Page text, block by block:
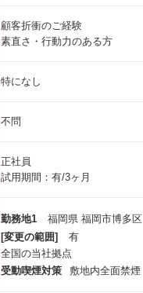
顧客折衝のご経験
素直さ・行動力のある方
特になし
不問
正社員
試用期間：有/3ヶ月
勤務地1
福岡県 福岡市博多
[変更の範囲]
有
全国の当社拠点
受動喫煙対策
敷地内全面禁煙